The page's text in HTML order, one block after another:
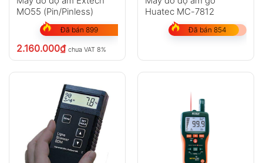
MO55 (Pin/Pinless)
Đã bán 899
2.160.000₫ chưa VAT 8%
Huatec MC-7812
Đã bán 854